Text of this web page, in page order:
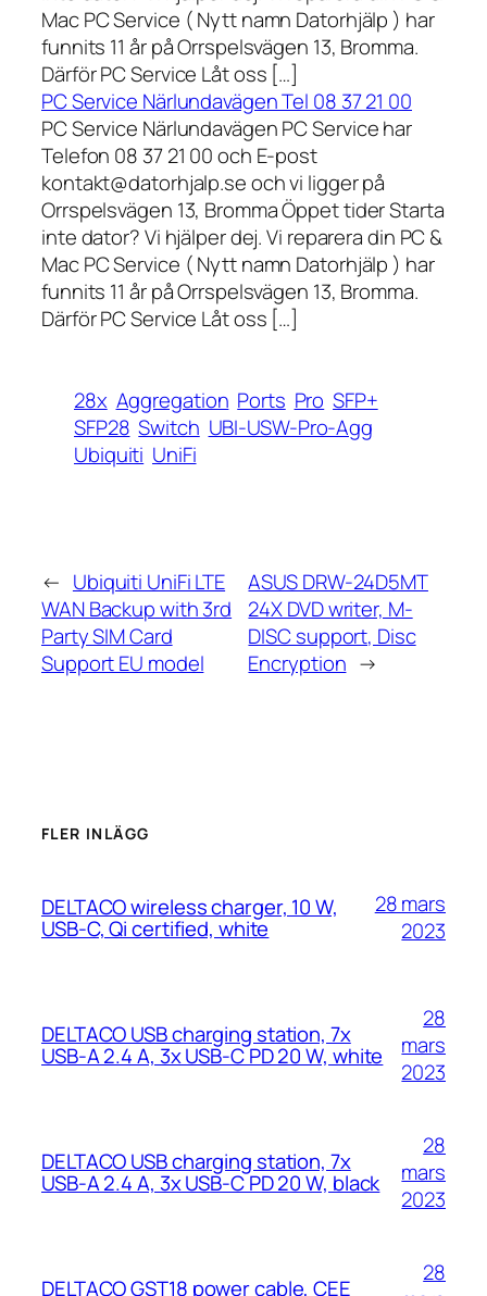
Mac PC Service ( Nytt namn Datorhjälp ) har
funnits 11 år på Orrspelsvägen 13, Bromma.
Därför PC Service Låt oss […]
PC Service Närlundavägen Tel 08 37 21 00
PC Service Närlundavägen PC Service har
Telefon 08 37 21 00 och E-post
kontakt@datorhjalp.se och vi ligger på
Orrspelsvägen 13, Bromma Öppet tider Starta
inte dator? Vi hjälper dej. Vi reparera din PC &
Mac PC Service ( Nytt namn Datorhjälp ) har
funnits 11 år på Orrspelsvägen 13, Bromma.
Därför PC Service Låt oss […]
28x Aggregation Ports Pro SFP+
SFP28 Switch UBI-USW-Pro-Agg
Ubiquiti UniFi
← Ubiquiti UniFi LTE
WAN Backup with 3rd
Party SIM Card
Support EU model
ASUS DRW-24D5MT
24X DVD writer, M-
DISC support, Disc
Encryption →
FLER INLÄGG
DELTACO wireless charger, 10 W,
USB-C, Qi certified, white
28 mars
2023
DELTACO USB charging station, 7x
USB-A 2.4 A, 3x USB-C PD 20 W, white
28
mars
2023
DELTACO USB charging station, 7x
USB-A 2.4 A, 3x USB-C PD 20 W, black
28
mars
2023
DELTACO GST18 power cable, CEE
28